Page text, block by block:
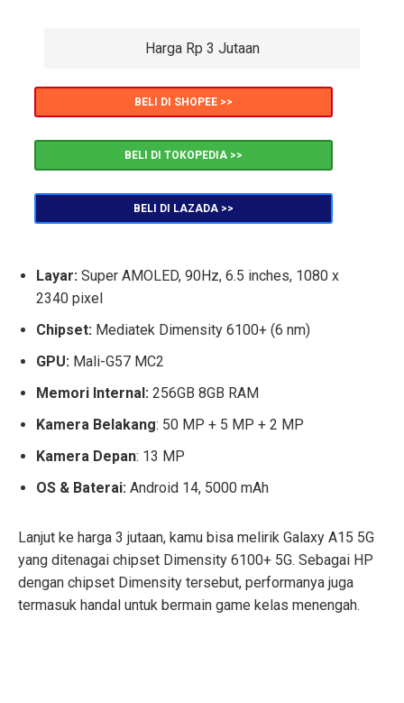
Harga Rp 3 Jutaan
BELI DI SHOPEE >>
BELI DI TOKOPEDIA >>
BELI DI LAZADA >>
Layar: Super AMOLED, 90Hz, 6.5 inches, 1080 x
2340 pixel
Chipset: Mediatek Dimensity 6100+ (6 nm)
GPU: Mali-G57 MC2
Memori Internal: 256GB 8GB RAM
Kamera Belakang: 50 MP + 5 MP + 2 MP
Kamera Depan: 13 MP
OS & Baterai: Android 14, 5000 mAh
Lanjut ke harga 3 jutaan, kamu bisa melirik Galaxy A15 5G
yang ditenagai chipset Dimensity 6100+ 5G. Sebagai HP
dengan chipset Dimensity tersebut, performanya juga
termasuk handal untuk bermain game kelas menengah.